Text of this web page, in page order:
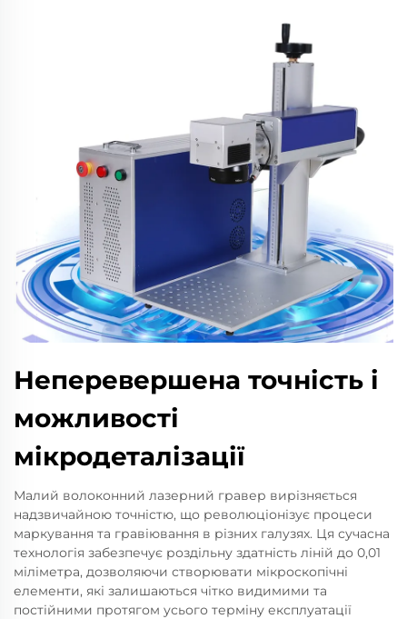
Неперевершена точність і
можливості
мікродеталізації
Малий волоконний лазерний гравер вирізняється
надзвичайною точністю, що революціонізує процеси
маркування та гравіювання в різних галузях. Ця сучасна
технологія забезпечує роздільну здатність ліній до 0,01
міліметра, дозволяючи створювати мікроскопічні
елементи, які залишаються чітко видимими та
постійними протягом усього терміну експлуатації